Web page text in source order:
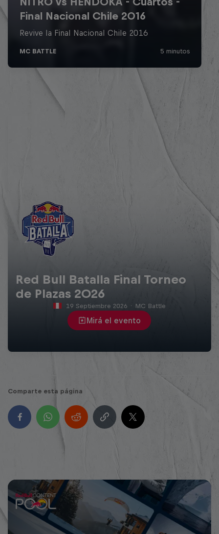
Red Bull Batalla Final Torneo
de Plazas 2026
Mirá el evento
19 Septiembre 2026 · MC Battle
Comparte esta página